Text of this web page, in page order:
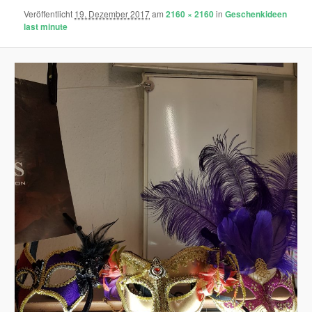
Veröffentlicht 19. Dezember 2017am2160 × 2160inGeschenkideen
last minute